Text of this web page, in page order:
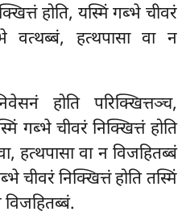
होति, यस्मिं गब्भे चीवरं
वत्थब्बं, हत्थपासा वा न
होति परिक्खित्तञ्च,
गब्भे चीवरं निक्खित्तं होति
हत्थपासा वा न विजहितब्बं
चीवरं निक्खित्तं होति तस्मिं
विजहितब्बं.